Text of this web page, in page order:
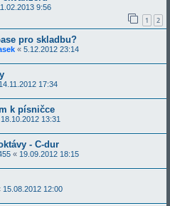
9:56
1 2
pro skladbu?
« 5.12.2012 23:14
14.11.2012 17:34
k písničce
18.10.2012 13:31
- C-dur
« 19.09.2012 18:15
15.08.2012 12:00